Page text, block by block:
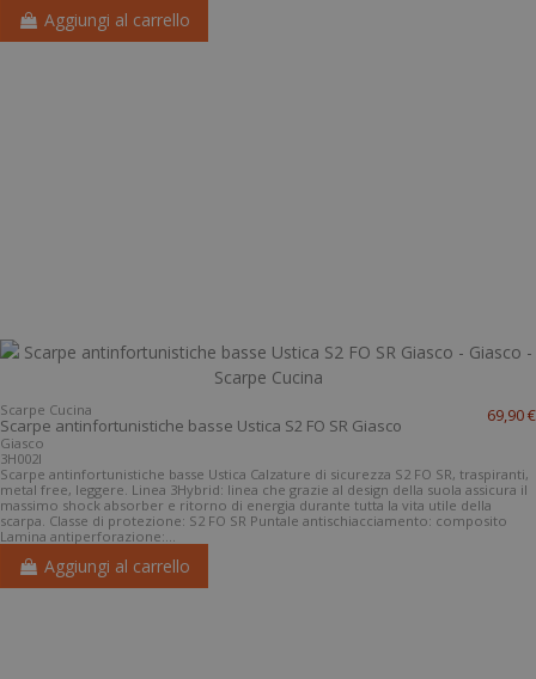
Aggiungi al carrello
Scarpe Cucina
Scarpe antinfortunistiche basse Ustica S2 FO SR Giasco
Giasco
3H002I
69,90 €
Scarpe antinfortunistiche basse Ustica Calzature di sicurezza S2 FO SR, traspiranti,
metal free, leggere. Linea 3Hybrid: linea che grazie al design della suola assicura il
massimo shock absorber e ritorno di energia durante tutta la vita utile della
scarpa. Classe di protezione: S2 FO SR Puntale antischiacciamento: composito
Lamina antiperforazione:...
Aggiungi al carrello